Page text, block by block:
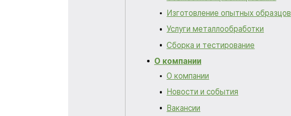
Изготовление опытных образцов
Услуги металлообработки
Cборка и тестирование
О компании
О компании
Новости и события
Вакансии